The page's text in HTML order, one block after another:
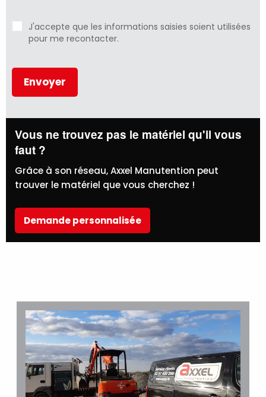
J'accepte que les informations saisies soient utilisées
pour me recontacter.
Vous ne trouvez pas le matériel qu'il vous
faut ?
Grâce à son réseau, Axxel Manutention peut
trouver le matériel que vous cherchez !
Demande personnalisée